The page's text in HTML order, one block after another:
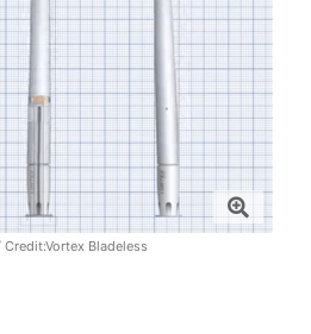
Credit:Vortex Bladeless